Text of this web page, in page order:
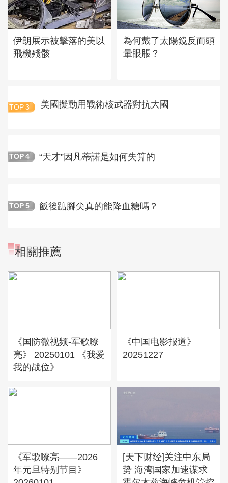
伊朗展示被擊落的美以
飛機殘骸
為何戴了太陽鏡反而頭
暈眼脹？
TOP 3 美國擬動用戰術核武器對抗大國
TOP 4 “天才”因凡蒂諾是如何失算的
TOP 5 飯後踮腳尖真的能降血糖嗎？
相關推薦
《国防微视频-军歌嘹
亮》 20250101 《我爱
我的战位》
《中国电影报道》
20251227
《军歌嘹亮——2026
年元旦特别节目》
[天下财经]关注中东局
势 海湾国家加速谋求